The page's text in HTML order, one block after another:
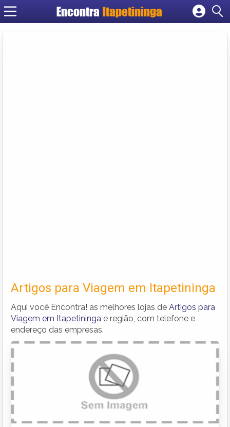
Encontra Itapetininga
Cadastrar empresa
Artigos para Viagem em Itapetininga
Aqui você Encontra! as melhores lojas de Artigos para
Viagem em Itapetininga e região, com telefone e
endereço das empresas.